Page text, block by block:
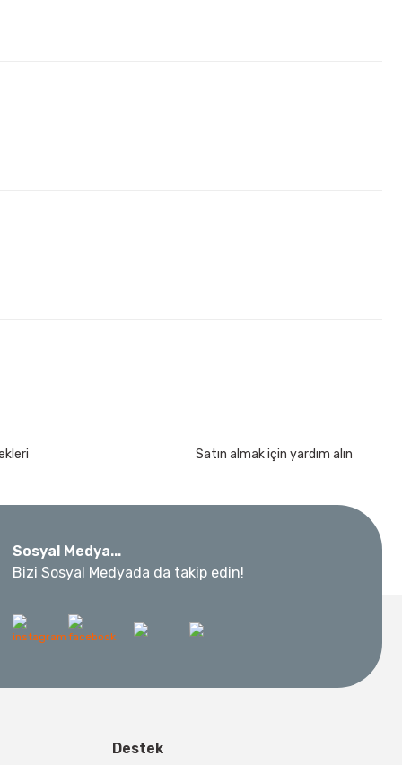
17 Parça
50Mt
Satın almak için yardım alın
Sosyal Medya...
Bizi Sosyal Medyada da takip edin!
Destek